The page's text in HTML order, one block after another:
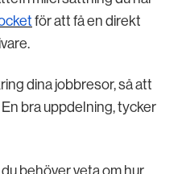
för att få en direkt
dina jobbresor, så att
bra uppdelning, tycker
behöver veta om hur